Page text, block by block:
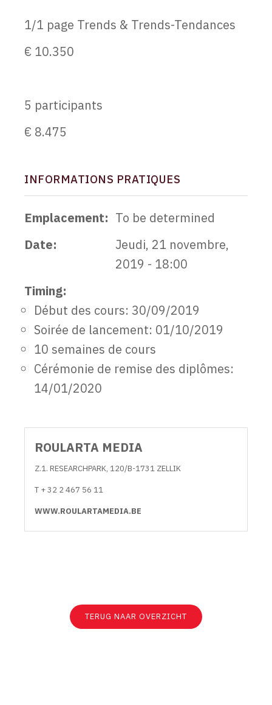
1/1 page Trends & Trends-Tendances
€ 10.350
5 participants
€ 8.475
INFORMATIONS PRATIQUES
Emplacement
To be determined
Date
Jeudi, 21 novembre,
2019 - 18:00
Timing
Début des cours: 30/09/2019
Soirée de lancement: 01/10/2019
10 semaines de cours
Cérémonie de remise des diplômes:
14/01/2020
ROULARTA MEDIA
Z.1. RESEARCHPARK, 120/B-1731 ZELLIK
T + 32 2 467 56 11
WWW.ROULARTAMEDIA.BE
TERUG NAAR OVERZICHT